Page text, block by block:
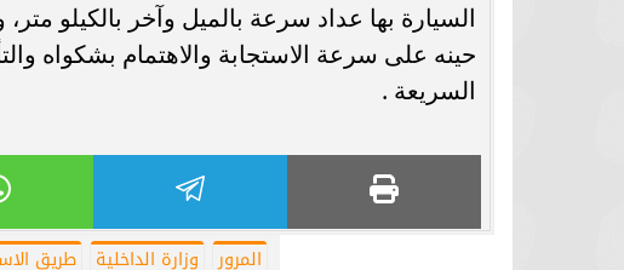
السيارة بها عداد سرعة بالميل وآخر بالكيلو
حينه على سرعة الاستجابة والاهتمام بشكواه
السريعة .
المرور وزارة الداخلية طريق